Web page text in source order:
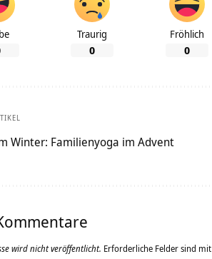
Traurig
0
Fröhlich
0
Winter: Familienyoga im Advent
wird nicht veröffentlicht. Erforderliche Felder sind mit